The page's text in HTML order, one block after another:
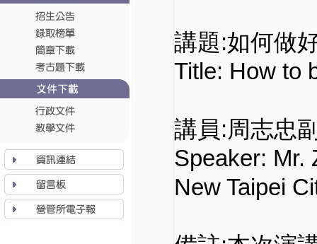
講題:如何做
Title: How to
講員:周志忠
Speaker: Mr.
New Taipei